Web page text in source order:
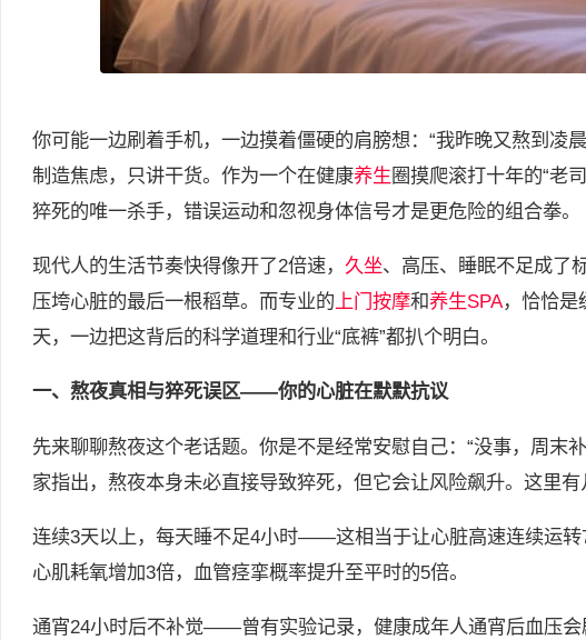
你可能一边刷着手机，一边摸着僵硬的肩膀想：“我昨晚又熬到
制造焦虑，只讲干货。作为一个在健康养生圈摸爬滚打十年的“老
猝死的唯一杀手，错误运动和忽视身体信号才是更危险的组合拳。
现代人的生活节奏快得像开了2倍速， 久坐、高压、睡眠不足成了
压垮心脏的最后一根稻草。而专业的上门按摩和养生SPA，恰恰是
天，一边把这背后的科学道理和行业“底裤”都扒个明白。
一、熬夜真相与猝死误区——你的心脏在默默抗议
先来聊聊熬夜这个老话题。你是不是经常安慰自己：“没事，周末
家指出，熬夜本身未必直接导致猝死，但它会让风险飙升。这里有
连续3天以上，每天睡不足4小时——这相当于让心脏高速连续运
心肌耗氧增加3倍，血管痉挛概率提升至平时的5倍。
通宵24小时后不补觉——曾有实验记录，健康成年人通宵后血压